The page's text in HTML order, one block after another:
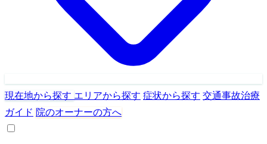
現在地から探す エリアから探す 症状から探す 交通事故治療
ガイド 院のオーナーの方へ